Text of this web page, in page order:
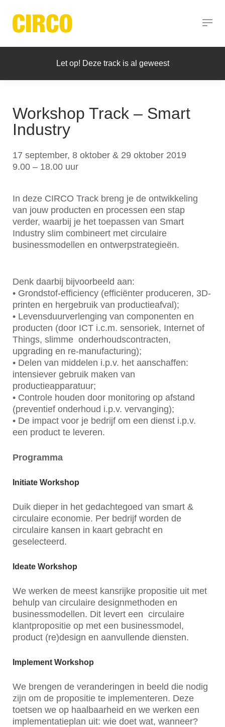
Workshop Track – Smart
Industry
17 september, 8 oktober & 29 oktober 2019
9.00 – 18.00 uur
In deze CIRCO Track breng je de ontwikkeling
van jouw producten en processen een stap
verder, waarbij je het toepassen van Smart
Industry slim combineert met circulaire
businessmodellen en ontwerpstrategieën.
Denk daarbij bijvoorbeeld aan:
• Grondstof-efficiency (efficiënter produceren, 3D-
printen en hergebruik van productieafval);
• Levensduurverlenging van componenten en
producten (door ICT i.c.m. sensoriek, Internet of
Things, slimme onderhoudscontracten,
upgrading en re-manufacturing);
• Delen van middelen i.p.v. het aanschaffen:
intensiever gebruik maken van
productieapparatuur;
• Controle houden door monitoring op afstand
(preventief onderhoud i.p.v. vervanging);
• De impact voor je bedrijf om een dienst i.p.v.
een product te leveren.
Programma
Initiate Workshop
Duik dieper in het gedachtegoed van smart &
circulaire economie. Per bedrijf worden de
circulaire kansen in kaart gebracht en
geselecteerd.
Ideate Workshop
We werken de meest kansrijke propositie uit met
behulp van circulaire designmethoden en
businessmodellen. Dit levert een circulaire
klantpropositie op met een businessmodel,
product (re)design en aanvullende diensten.
Implement Workshop
We brengen de veranderingen in beeld die nodig
zijn om de propositie te implementeren. Deze
toetsen we op haalbaarheid en we werken een
implementatieplan uit: wie doet wat, wanneer?
Let op! Deze track is al geweest